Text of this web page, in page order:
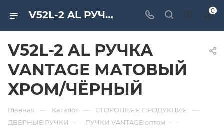
V52L-2 AL РУЧКА VANTAGE МАТОВЫЙ ХРОМ/ЧЁРНЫЙ. Дверная и мебельная фурнитура САМИР-КИЛИТ | Оптовые поставки 0
V52L-2 AL РУЧКА
VANTAGE МАТОВЫЙ
ХРОМ/ЧЁРНЫЙ
Главная — Каталог — СТОРОННЯЯ ПРОДУКЦИЯ —
ДВЕРНЫЕ РУЧКИ — РУЧКИ VANTAGE оптом —